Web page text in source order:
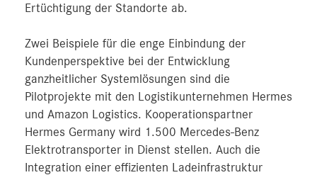
Ertüchtigung der Standorte ab.
Zwei Beispiele für die enge Einbindung der
Kundenperspektive bei der Entwicklung
ganzheitlicher Systemlösungen sind die
Pilotprojekte mit den Logistikunternehmen Hermes
und Amazon Logistics. Kooperationspartner
Hermes Germany wird 1.500 Mercedes-Benz
Elektrotransporter in Dienst stellen. Auch die
Integration einer effizienten Ladeinfrastruktur